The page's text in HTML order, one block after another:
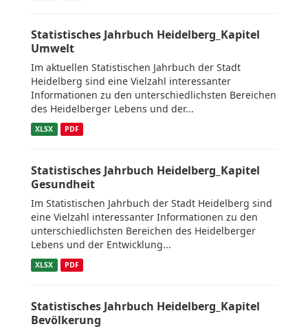
Statistisches Jahrbuch Heidelberg_Kapitel
Umwelt
Im aktuellen Statistischen Jahrbuch der Stadt
Heidelberg sind eine Vielzahl interessanter
Informationen zu den unterschiedlichsten Bereichen
des Heidelberger Lebens und der...
XLSX PDF
Statistisches Jahrbuch Heidelberg_Kapitel
Gesundheit
Im Statistischen Jahrbuch der Stadt Heidelberg sind
eine Vielzahl interessanter Informationen zu den
unterschiedlichsten Bereichen des Heidelberger
Lebens und der Entwicklung...
XLSX PDF
Statistisches Jahrbuch Heidelberg_Kapitel
Bevölkerung